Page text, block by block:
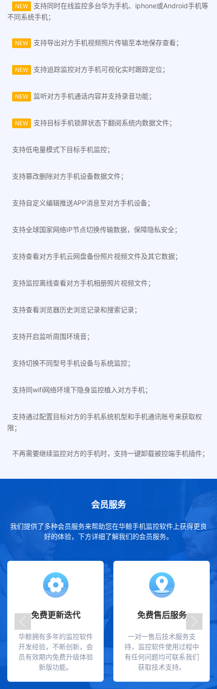
NEW
支持同时在线监控多台华为手机、iphone或Android手机等
不同系统手机；
NEW 支持导出对方手机视频照片传输至本地保存查看；
NEW 支持追踪监控对方手机可视化实时跟踪定位；
NEW 监听对方手机通话内容并支持录音功能；
NEW 支持目标手机锁屏状态下翻阅系统内数据文件；
支持低电量模式下目标手机监控；
支持篡改删除对方手机设备数据文件；
支持自定义编辑推送APP消息至对方手机设备；
支持全球国家网络IP节点切换传输数据，保障隐私安全；
支持查看对方手机云网盘备份照片视频文件及其它数据；
支持监控离线查看对方手机相册照片视频文件；
支持查看浏览器历史浏览记录和搜索记录；
支持开启监听周围环境音；
支持切换不同型号手机设备与系统监控；
支持同wifi网络环境下隐身监控植入对方手机；
支持通过配置目标对方的手机系统机型和手机通讯账号来获取权
限；
不再需要继续监控对方的手机时，支持一键卸载被控端手机插件；
会员服务
我们提供了多种会员服务来帮助您在华鲸手机监控软件上获得更良
好的体验，下方详细了解我们的会员服务。
免费更新迭代
华鲸拥有多年的监控软件
开发经验，不断创新，会
员有效期内免费升级体验
新版功能。
免费售后服务
一对一售后技术服务支
持，监控软件使用过程中
有任何问题均可联系我们
获取技术支持。